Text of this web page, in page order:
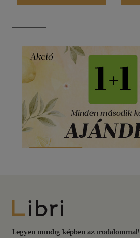
Libri
Legyen mindig képben az irodalommal!